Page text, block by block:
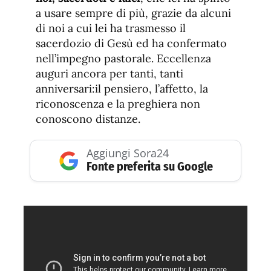
a usare sempre di più, grazie da alcuni
di noi a cui lei ha trasmesso il
sacerdozio di Gesù ed ha confermato
nell’impegno pastorale. Eccellenza
auguri ancora per tanti, tanti
anniversari:il pensiero, l’affetto, la
riconoscenza e la preghiera non
conoscono distanze.
Aggiungi Sora24
Fonte preferita su Google